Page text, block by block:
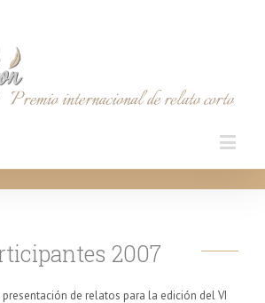
2007
de relatos para la edición del VI